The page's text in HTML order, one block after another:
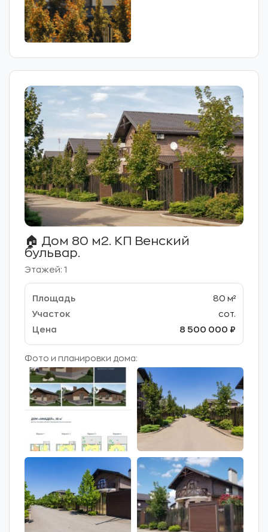
🏠 Дом 80 м2. КП Венский
бульвар.
Этажей: 1
80 м²
сот.
8 500 000 ₽
Фото и планировки дома: